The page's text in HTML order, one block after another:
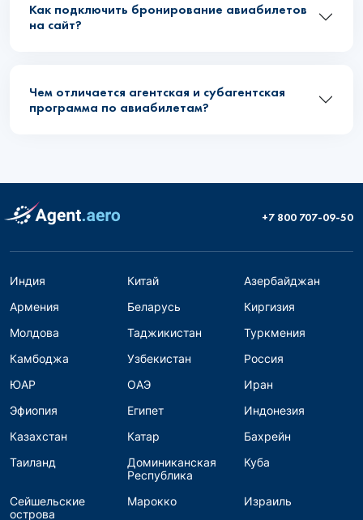
Как подключить бронирование авиабилетов
на сайт?
Чем отличается агентская и субагентская
программа по авиабилетам?
+7 800 707-09-50
Индия Китай
Азербайджан
Армения
Беларусь
Киргизия
Молдова
Таджикистан
Туркмения
Камбоджа
Узбекистан
Россия
ЮАР
ОАЭ
Иран
Эфиопия
Египет
Индонезия
Казахстан
Катар
Бахрейн
Таиланд
Доминиканская
Республика
Куба
Сейшельские
острова
Марокко Израиль